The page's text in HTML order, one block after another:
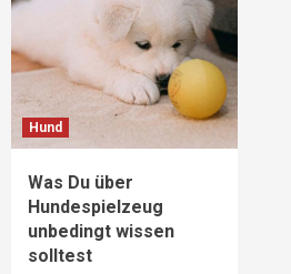
Hund
Was Du über
Hundespielzeug
unbedingt wissen
solltest